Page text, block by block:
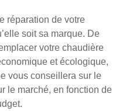
réparation de votre
soit sa marque. De
votre chaudière
et écologique,
vous conseillera sur le
le marché, en fonction de